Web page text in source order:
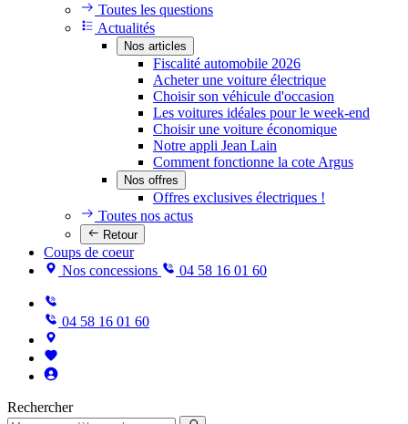
Toutes les questions
Actualités
Nos articles
Fiscalité automobile 2026
Acheter une voiture électrique
Choisir son véhicule d'occasion
Les voitures idéales pour le week-end
Choisir une voiture économique
Notre appli Jean Lain
Comment fonctionne la cote Argus
Nos offres
Offres exclusives électriques !
Toutes nos actus
Retour
Coups de coeur
Nos concessions
04 58 16 01 60
04 58 16 01 60
Rechercher